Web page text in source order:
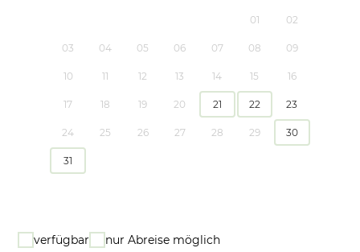
01 02
03 04 05 06 07 08 09
10 11 12 13 14 15 16
17 18 19 20 21 22 23
24 25 26 27 28 29 30
31
verfügbar nur Abreise möglich